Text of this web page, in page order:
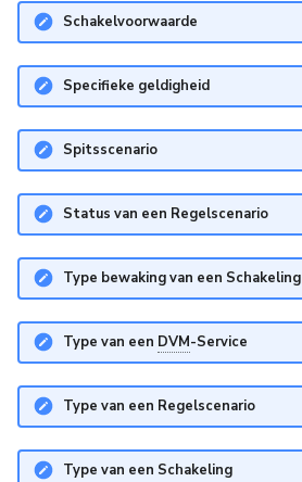
Schakelvoorwaarde
Specifieke geldigheid
Spitsscenario
Status van een Regelscenario
Type bewaking van een Schakeling
Type van een DVM-Service
Type van een Regelscenario
Type van een Schakeling